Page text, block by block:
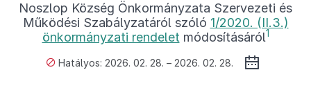
Noszlop Község Önkormányzata Szervezeti és
Működési Szabályzatáról szóló 1/2020. (II.3.)
önkormányzati rendelet módosításáról1
Hatályos: 2026. 02. 28. – 2026. 02. 28.